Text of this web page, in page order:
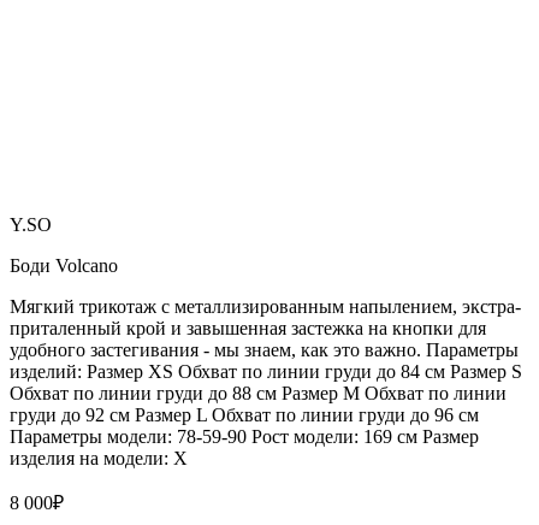
Y.SO
Боди Volcano
Мягкий трикотаж с металлизированным напылением, экстра-
приталенный крой и завышенная застежка на кнопки для
удобного застегивания - мы знаем, как это важно. Параметры
изделий: Размер XS Обхват по линии груди до 84 см Размер S
Обхват по линии груди до 88 см Размер M Обхват по линии
груди до 92 см Размер L Обхват по линии груди до 96 см
Параметры модели: 78-59-90 Рост модели: 169 см Размер
изделия на модели: X
8 000₽